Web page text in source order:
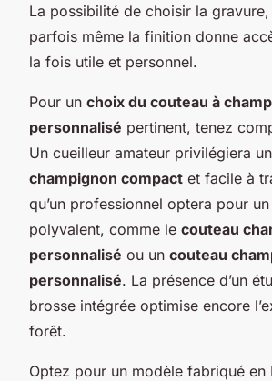
La possibilité de choisir la
parfois même la finition donne
la fois utile et personnel.
Pour un choix du couteau à
personnalisé pertinent, tenez
Un cueilleur amateur privilégiera un
champignon compact et facile à
qu’un professionnel optera pour
polyvalent, comme le couteau
personnalisé ou un couteau
personnalisé. La présence d’un
brosse intégrée optimise encore
forêt.
Optez pour un modèle fabriqué en